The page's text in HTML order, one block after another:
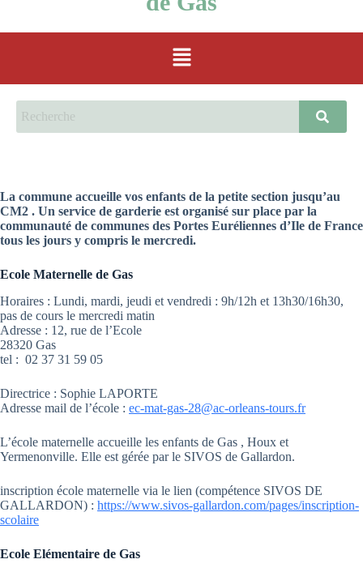
La commune accueille vos enfants de la petite section jusqu’au
CM2 . Un service de garderie est organisé sur place par la
communauté de communes des Portes Euréliennes d’Ile de France
tous les jours y compris le mercredi.
Ecole Maternelle de Gas
Horaires : Lundi, mardi, jeudi et vendredi : 9h/12h et 13h30/16h30,
pas de cours le mercredi matin
Adresse : 12, rue de l’Ecole
28320 Gas
tel : 02 37 31 59 05
Directrice : Sophie LAPORTE
Adresse mail de l’école : ec-mat-gas-28@ac-orleans-tours.fr
L’école maternelle accueille les enfants de Gas , Houx et
Yermenonville. Elle est gérée par le SIVOS de Gallardon.
inscription école maternelle via le lien (compétence SIVOS DE
GALLARDON) : https://www.sivos-gallardon.com/pages/inscription-
scolaire
Ecole Elémentaire de Gas